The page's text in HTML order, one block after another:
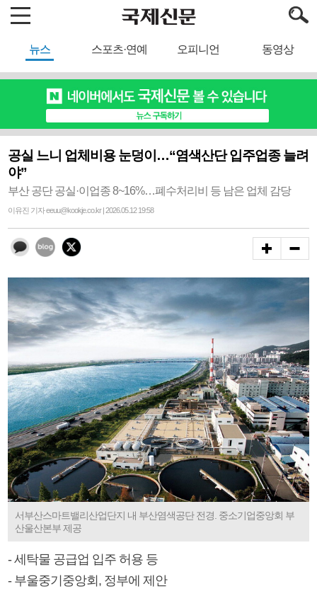
뉴스 스포츠·연예 오피니언 동영상
공실 느니 업체비용 눈덩이…“염색산단 입주업종 늘려
야”
부산 공단 공실·이업종 8~16%…폐수처리비 등 남은 업체 감당
이유진 기자 eeuu@kookje.co.kr | 2026.05.12 19:58
서부산스마트밸리산업단지 내 부산염색공단 전경. 중소기업중앙회 부
산울산본부 제공
- 세탁물 공급업 입주 허용 등
- 부울중기중앙회, 정부에 제안